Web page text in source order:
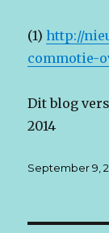
(1)http://
commotie-
Dit blog
2014
Posted
September 9,